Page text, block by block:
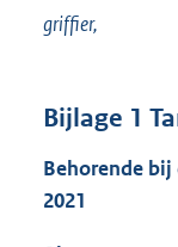
griffier,
Bijlage 1
Behorende
2021